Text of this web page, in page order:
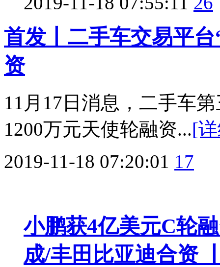
首发丨二手车交易平
资
11月17日消息，二手车
1200万元天使轮融资...[
2019-11-18 07:20:01 17
小鹏获4亿美元C轮
成/丰田比亚迪合资